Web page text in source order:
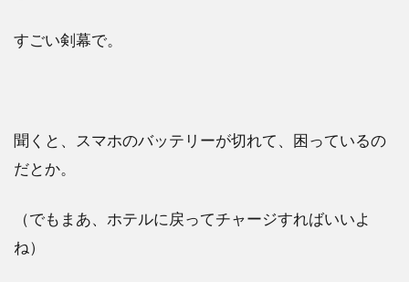
すごい剣幕で。
聞くと、スマホのバッテリーが切れて、困っているの
だとか。
（でもまあ、ホテルに戻ってチャージすればいいよ
ね）